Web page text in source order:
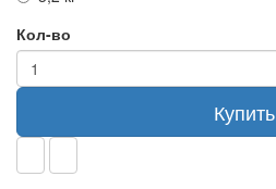
Кол-во
Купить